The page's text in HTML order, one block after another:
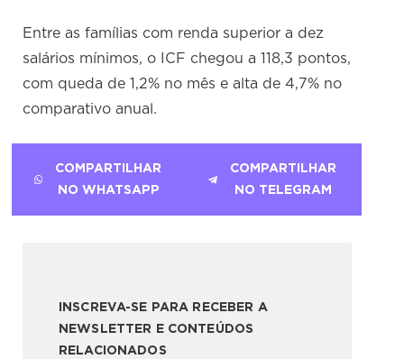
Entre as famílias com renda superior a dez
salários mínimos, o ICF chegou a 118,3 pontos,
com queda de 1,2% no mês e alta de 4,7% no
comparativo anual.
COMPARTILHAR
NO WHATSAPP
COMPARTILHAR
NO TELEGRAM
INSCREVA-SE PARA RECEBER A
NEWSLETTER E CONTEÚDOS
RELACIONADOS